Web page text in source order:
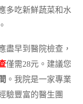
多吃新鮮蔬菜和水
盡早到醫院檢查，
僅需28元。建議您
。我院是一家專業
驗豐富的醫生團